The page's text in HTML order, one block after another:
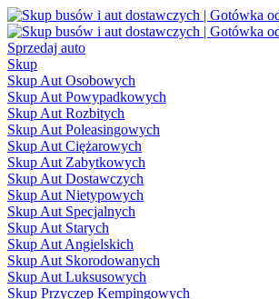
Sprzedaj auto
Skup
Skup Aut Osobowych
Skup Aut Powypadkowych
Skup Aut Rozbitych
Skup Aut Poleasingowych
Skup Aut Ciężarowych
Skup Aut Zabytkowych
Skup Aut Dostawczych
Skup Aut Nietypowych
Skup Aut Specjalnych
Skup Aut Starych
Skup Aut Angielskich
Skup Aut Skorodowanych
Skup Aut Luksusowych
Skup Przyczep Kempingowych